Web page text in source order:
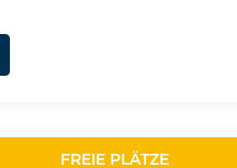
FREIE PLÄTZE